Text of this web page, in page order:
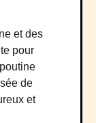
et des
pour
de
et